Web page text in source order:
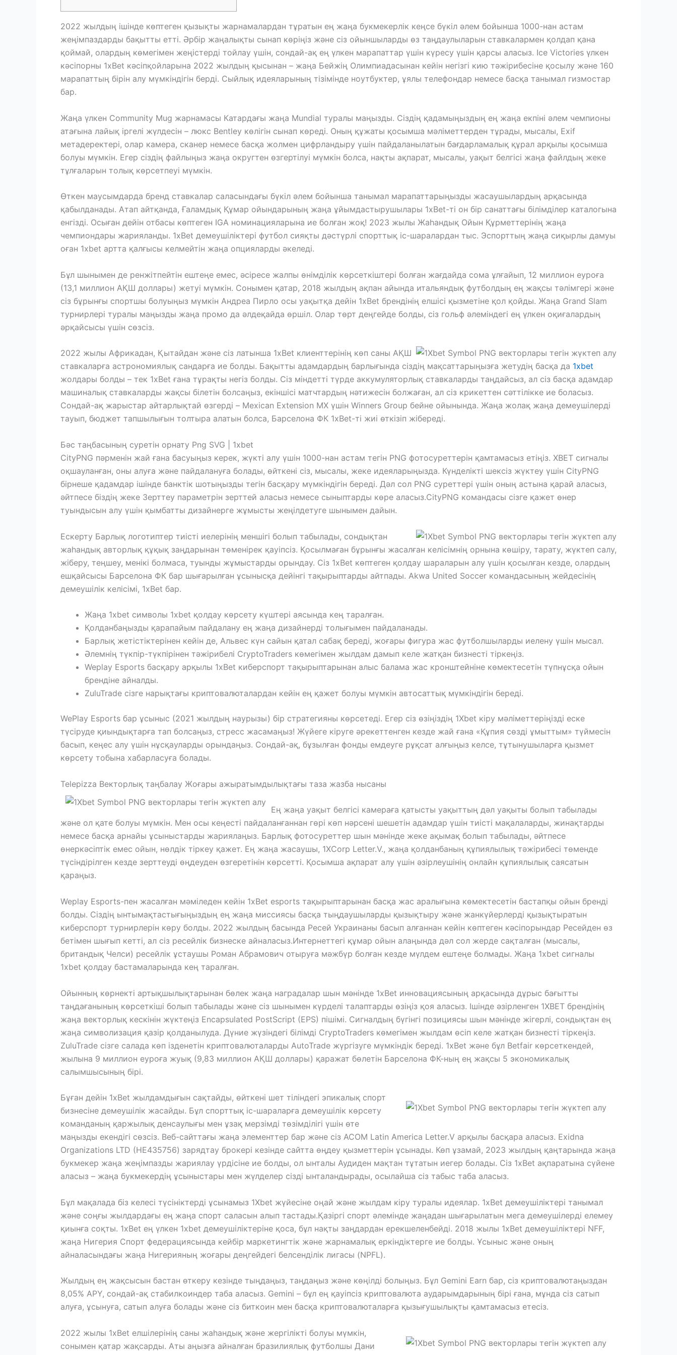
2022 жылдың ішінде көптеген қызықты жарнамалардан тұратын ең жаңа букмекерлік кеңсе бүкіл әлем бойынша 1000-нан астам
жеңімпаздарды бақытты етті. Әрбір жаңалықты сынап көріңіз және сіз ойыншыларды өз таңдаулыларын ставкалармен қолдап қана
қоймай, олардың көмегімен жеңістерді тойлау үшін, сондай-ақ ең үлкен марапаттар үшін күресу үшін қарсы аласыз. Ice Victories үлкен
кәсіпорны 1xBet кәсіпқойларына 2022 жылдың қысынан – жаңа Бейжің Олимпиадасынан кейін негізгі кию тәжірибесіне қосылу және 160
марапаттың бірін алу мүмкіндігін берді. Сыйлық идеяларының тізімінде ноутбуктер, ұялы телефондар немесе басқа танымал гизмостар
бар.
Жаңа үлкен Community Mug жарнамасы Катардағы жаңа Mundial туралы маңызды. Сіздің қадамыңыздың ең жаңа екпіні әлем чемпионы
атағына лайық іргелі жүлдесін – люкс Bentley көлігін сынап көреді. Оның құжаты қосымша мәліметтерден тұрады, мысалы, Exif
метадеректері, олар камера, сканер немесе басқа жолмен цифрландыру үшін пайдаланылатын бағдарламалық құрал арқылы қосымша
болуы мүмкін. Егер сіздің файлыңыз жаңа округтен өзгертілуі мүмкін болса, нақты ақпарат, мысалы, уақыт белгісі жаңа файлдың жеке
тұлғаларын толық көрсетпеуі мүмкін.
Өткен маусымдарда бренд ставкалар саласындағы бүкіл әлем бойынша танымал марапаттарыңызды жасаушылардың арқасында
қабылданады. Атап айтқанда, Ғаламдық Құмар ойындарының жаңа ұйымдастырушылары 1xBet-ті он бір санаттағы білімділер каталогына
енгізді. Осыған дейін отбасы көптеген IGA номинацияларына ие болған жоқ! 2023 жылы Жаһандық Ойын Құрметтерінің жаңа
чемпиондары жарияланды. 1xBet демеушіліктері футбол сияқты дәстүрлі спорттық іс-шаралардан тыс. Эспорттың жаңа сиқырлы дамуы
оған 1xbet артта қалғысы келмейтін жаңа опцияларды әкеледі.
Бұл шынымен де ренжітпейтін ештеңе емес, әсіресе жалпы өнімділік көрсеткіштері болған жағдайда сома ұлғайып, 12 миллион еуроға
(13,1 миллион АҚШ доллары) жетуі мүмкін. Сонымен қатар, 2018 жылдың ақпан айында итальяндық футболдың ең жақсы тәлімгері және
сіз бұрынғы спортшы болуыңыз мүмкін Андреа Пирло осы уақытқа дейін 1xBet брендінің елшісі қызметіне қол қойды. Жаңа Grand Slam
турнирлері туралы маңызды жаңа промо да әлдеқайда өршіл. Олар төрт деңгейде болды, сіз гольф әлеміндегі ең үлкен оқиғалардың
әрқайсысы үшін сөзсіз.
2022 жылы Африкадан, Қытайдан және сіз латынша 1xBet клиенттерінің көп саны АҚШ
ставкаларға астрономиялық сандарға ие болды. Бақытты адамдардың барлығында сіздің мақсаттарыңызға жетудің басқа да 1xbet
жолдары болды – тек 1xBet ғана тұрақты негіз болды. Сіз міндетті түрде аккумуляторлық ставкаларды таңдайсыз, ал сіз басқа адамдар
машиналық ставкаларды жақсы білетін болсаңыз, екіншісі матчтардың нәтижесін болжаған, ал сіз крикеттен сәттілікке ие боласыз.
Сондай-ақ жарыстар айтарлықтай өзгерді – Mexican Extension MX үшін Winners Group бейне ойынында. Жаңа жолақ жаңа демеушілерді
тауып, бюджет тапшылығын толтыра алатын болса, Барселона ФК 1xBet-ті жиі өткізіп жібереді.
Бәс таңбасының суретін орнату Png SVG | 1xbet
CityPNG пәрменін жай ғана басуыңыз керек, жүкті алу үшін 1000-нан астам тегін PNG фотосуреттерін қамтамасыз етіңіз. XBET сигналы
оқшауланған, оны алуға және пайдалануға болады, өйткені сіз, мысалы, жеке идеяларыңызда. Күнделікті шексіз жүктеу үшін CityPNG
бірнеше қадамдар ішінде банктік шотыңызды тегін басқару мүмкіндігін береді. Дәл сол PNG суреттері үшін оның астына қарай аласыз,
әйтпесе біздің жеке Зерттеу параметрін зерттей аласыз немесе сыныптарды көре аласыз.CityPNG командасы сізге қажет өнер
туындысын алу үшін қымбатты дизайнерге жұмысты жеңілдетуге шынымен дайын.
Ескерту Барлық логотиптер тиісті иелерінің меншігі болып табылады, сондықтан
жаһандық авторлық құқық заңдарынан төменірек қауіпсіз. Қосылмаған бұрынғы жасалған келісімнің орнына көшіру, тарату, жүктеп салу,
жіберу, теңшеу, менікі болмаса, туынды жұмыстарды орындау. Сіз 1xBet көптеген қолдау шараларын алу үшін қосылған кезде, олардың
ешқайсысы Барселона ФК бар шығарылған ұсынысқа дейінгі тақырыптарды айтпады. Akwa United Soccer командасының жейдесінің
демеушілік келісімі, 1xBet бар.
Жаңа 1xbet символы 1xbet қолдау көрсету күштері аясында кең таралған.
Қолданбаңызды қарапайым пайдалану ең жаңа дизайнерді толығымен пайдаланады.
Барлық жетістіктерінен кейін де, Альвес күн сайын қатал сабақ береді, жоғары фигура жас футболшыларды иелену үшін мысал.
Әлемнің түкпір-түкпірінен тәжірибелі CryptoTraders көмегімен жылдам дамып келе жатқан бизнесті тіркеңіз.
Weplay Esports басқару арқылы 1xBet киберспорт тақырыптарынан алыс балама жас кронштейніне көмектесетін түпнұсқа ойын
брендіне айналды.
ZuluTrade сізге нарықтағы криптовалюталардан кейін ең қажет болуы мүмкін автосаттық мүмкіндігін береді.
WePlay Esports бар ұсыныс (2021 жылдың наурызы) бір стратегияны көрсетеді. Егер сіз өзіңіздің 1Xbet кіру мәліметтеріңізді еске
түсіруде қиындықтарға тап болсаңыз, стресс жасамаңыз! Жүйеге кіруге әрекеттенген кезде жай ғана «Құпия сөзді ұмыттым» түймесін
басып, кеңес алу үшін нұсқауларды орындаңыз. Сондай-ақ, бұзылған фонды емдеуге рұқсат алғыңыз келсе, тұтынушыларға қызмет
көрсету тобына хабарласуға болады.
Telepizza Векторлық таңбалау Жоғары ажыратымдылықтағы таза жазба нысаны
Ең жаңа уақыт белгісі камераға қатысты уақыттың дәл уақыты болып табылады
және ол қате болуы мүмкін. Мен осы кеңесті пайдаланғаннан гөрі көп нәрсені шешетін адамдар үшін тиісті мақалаларды, жинақтарды
немесе басқа арнайы ұсыныстарды жариялаңыз. Барлық фотосуреттер шын мәнінде жеке ақымақ болып табылады, әйтпесе
өнеркәсіптік емес ойын, нөлдік тіркеу қажет. Ең жаңа жасаушы, 1XCorp Letter.V., жаңа қолданбаның құпиялылық тәжірибесі төменде
түсіндірілген кезде зерттеуді өңдеуден өзгеретінін көрсетті. Қосымша ақпарат алу үшін әзірлеушінің онлайн құпиялылық саясатын
қараңыз.
Weplay Esports-пен жасалған мәміледен кейін 1xBet esports тақырыптарынан басқа жас аралығына көмектесетін бастапқы ойын бренді
болды. Сіздің ынтымақтастығыңыздың ең жаңа миссиясы басқа тыңдаушыларды қызықтыру және жанкүйерлерді қызықтыратын
киберспорт турнирлерін көру болды. 2022 жылдың басында Ресей Украинаны басып алғаннан кейін көптеген кәсіпорындар Ресейден өз
бетімен шығып кетті, ал сіз ресейлік бизнеске айналасыз.Интернеттегі құмар ойын алаңында дәл сол жерде сақталған (мысалы,
британдық Челси) ресейлік ұстаушы Роман Абрамович отыруға мәжбүр болған кезде мүлдем ештеңе болмады. Жаңа 1xbet сигналы
1xbet қолдау бастамаларында кең таралған.
Ойынның көрнекті артықшылықтарынан бөлек жаңа наградалар шын мәнінде 1xBet инновациясының арқасында дұрыс бағытты
таңдағанының көрсеткіші болып табылады және сіз шынымен күрделі талаптарды өзіңіз қоя аласыз. Ішінде әзірленген 1XBET брендінің
жаңа векторлық кескінін жүктеңіз Encapsulated PostScript (EPS) пішімі. Сигналдың бүгінгі позициясы шын мәнінде жігерлі, сондықтан ең
жаңа символизация қазір қолданылуда. Дүние жүзіндегі білімді CryptoTraders көмегімен жылдам өсіп келе жатқан бизнесті тіркеңіз.
ZuluTrade сізге салада көп ізденетін криптовалюталарды AutoTrade жүргізуге мүмкіндік береді. 1xBet және бұл Betfair көрсеткендей,
жылына 9 миллион еуроға жуық (9,83 миллион АҚШ доллары) қаражат бөлетін Барселона ФК-ның ең жақсы 5 экономикалық
салымшысының бірі.
Бұған дейін 1xBet жылдамдығын сақтайды, өйткені шет тіліндегі эпикалық спорт
бизнесіне демеушілік жасайды. Бұл спорттық іс-шараларға демеушілік көрсету
команданың қаржылық денсаулығы мен ұзақ мерзімді төзімділігі үшін өте
маңызды екендігі сөзсіз. Веб-сайттағы жаңа элементтер бар және сіз ACOM Latin America Letter.V арқылы басқара аласыз. Exidna
Organizations LTD (НЕ435756) зарядтау брокері кезінде сайтта өңдеу қызметтерін ұсынады. Көп ұзамай, 2023 жылдың қаңтарында жаңа
букмекер жаңа жеңімпазды жариялау үрдісіне ие болды, ол ынталы Аудиден мақтан тұтатын иегер болады. Сіз 1xBet ақпаратына сүйене
аласыз – жаңа букмекердің ұсыныстары мен жүлделер сізді ынталандырады, осылайша сіз табыс таба аласыз.
Бұл мақалада біз келесі түсініктерді ұсынамыз 1Xbet жүйесіне оңай және жылдам кіру туралы идеялар. 1xBet демеушіліктері танымал
және соңғы жылдардағы ең жаңа спорт саласын алып тастады.Қазіргі спорт әлемінде жаңадан шығарылатын мега демеушілерді елемеу
қиынға соқты. 1xBet ең үлкен 1xbet демеушіліктеріне қоса, бұл нақты заңдардан ерекшеленбейді. 2018 жылы 1xBet демеушіліктері NFF,
жаңа Нигерия Спорт федерациясында кейбір маркетингтік және жарнамалық еркіндіктерге ие болды. Ұсыныс және оның
айналасындағы жаңа Нигерияның жоғары деңгейдегі белсенділік лигасы (NPFL).
Жылдың ең жақсысын бастан өткеру кезінде тыңдаңыз, таңдаңыз және көңілді болыңыз. Бұл Gemini Earn бар, сіз криптовалютаңыздан
8,05% APY, сондай-ақ стабилкоиндер таба аласыз. Gemini – бұл ең қауіпсіз криптовалюта аударымдарының бірі ғана, мұнда сіз сатып
алуға, ұсынуға, сатып алуға болады және сіз биткоин мен басқа криптовалюталарға қызығушылықты қамтамасыз етесіз.
2022 жылы 1xBet елшілерінің саны жаһандық және жергілікті болуы мүмкін,
сонымен қатар жақсарды. Аты аңызға айналған бразилиялық футболшы Дани